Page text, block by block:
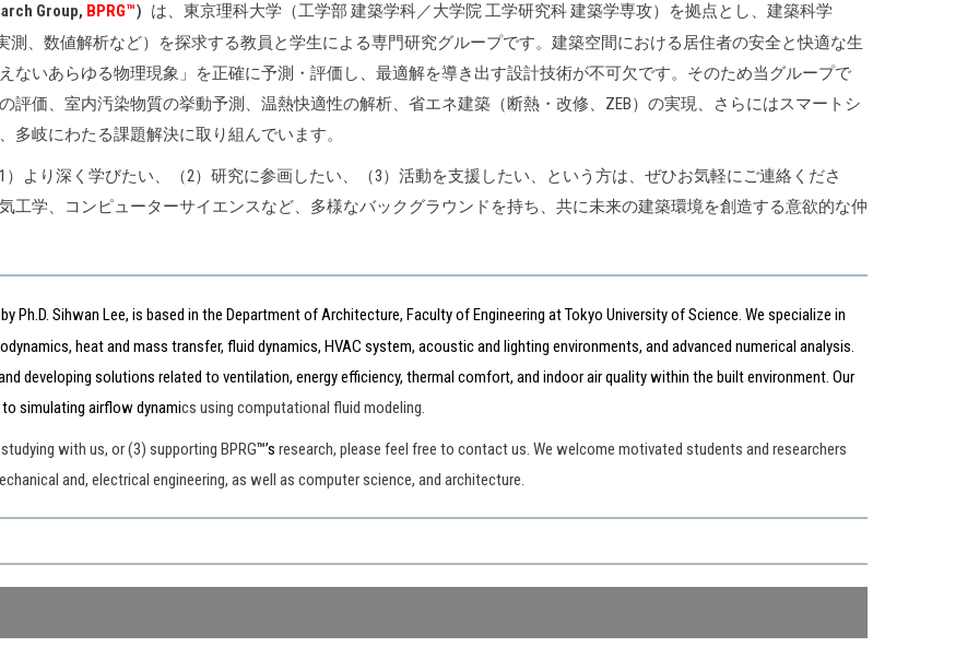
Group, BPRG™） は、東京理科大学（工学部 建築学科／大学院 工学研究科 建築学専攻）を拠点とし、建築科学
測、数値解析など）を探求する教員と学生による専門研究グループです。建築空間における居住者の安全と快適な生
ないあらゆる物理現象」を正確に予測・評価し、最適解を導き出す設計技術が不可欠です。そのため当グループで
評価、室内汚染物質の挙動予測、温熱快適性の解析、省エネ建築（断熱・改修、ZEB）の実現、さらにはスマートシ
岐にわたる課題解決に取り組んでいます。
より深く学びたい、（2）研究に参画したい、（3）活動を支援したい、という方は、ぜひお気軽にご連絡くださ
工学、コンピューターサイエンスなど、多様なバックグラウンドを持ち、共に未来の建築環境を創造する意欲的な仲
Ph.D. Sihwan Lee, is based in the Department of Architecture, Faculty of Engineering at Tokyo University of Science. We specialize in
heat and mass transfer, fluid dynamics, HVAC system, acoustic and lighting environments, and advanced numerical analysis.
developing solutions related to ventilation, energy efficiency, thermal comfort, and indoor air quality within the built environment. Our
simulating airflow dynamics using computational fluid modeling.
with us, or (3) supporting BPRG™’s research, please feel free to contact us. We welcome motivated students and researchers
and, electrical engineering, as well as computer science, and architecture.